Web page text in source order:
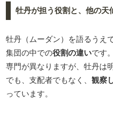
牡丹が担う役割と、他の天
牡丹（ムーダン）を語るうえ
集団の中での役割の違いです
専門が異なりますが、牡丹は
でも、支配者でもなく、 観察
っています。